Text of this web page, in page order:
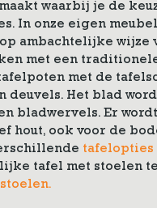
waarbij je de
In onze eigen
ambachtelijke wijze
met een
met de
deuvels. Het blad
bladwervels. Er
hout, ook voor de
tafelopties
tafel met stoelen